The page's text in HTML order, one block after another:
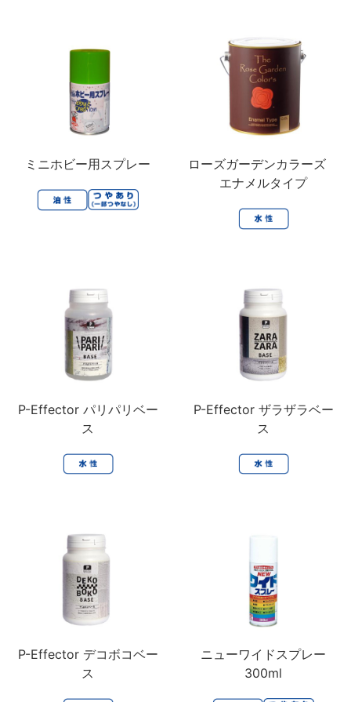
ミニホビー用スプレー
ローズガーデンカラーズ
エナメルタイプ
P-Effector パリパリベー
ス
P-Effector ザラザラベー
ス
P-Effector デコボコベー
ス
ニューワイドスプレー
300ml